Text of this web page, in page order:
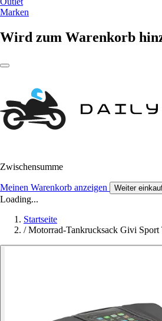
Marken
Wird zum Warenkorb
Zwischensumme
Meinen Warenkorb anzeigen Weiter
Loading...
Startseite
/ Motorrad-Tankrucksack Givi Sport